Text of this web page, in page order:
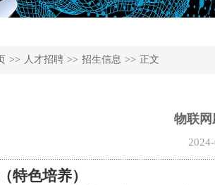
>> 人才招聘 >> 招生信息 >> 正文
物联
特色培养）